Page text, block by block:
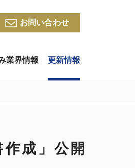
検索 お問い合わせ
業界情報 更新情報
成」公開